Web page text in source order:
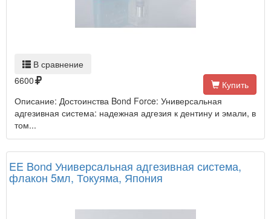
В сравнение
6600
Купить
Описание: Достоинства Bond Force: Универсальная
адгезивная система: надежная адгезия к дентину и эмали, в
том...
EE Bond Универсальная адгезивная система,
флакон 5мл, Токуяма, Япония